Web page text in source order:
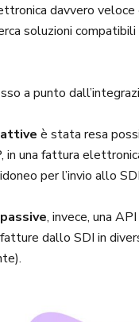
davvero
soluzioni
a punto
è stata resa
una fattura
per l’invio allo
, invece, una
dallo SDI in